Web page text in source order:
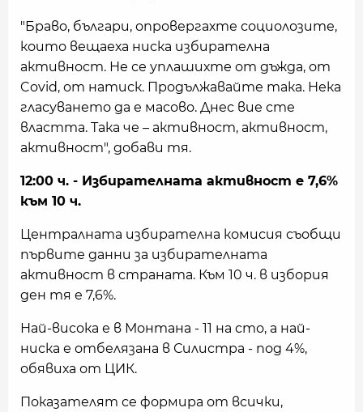
"Браво, българи, опровергахте социолозите,
които вещаеха ниска избирателна
активност. Не се уплашихте от дъжда, от
Covid, от натиск. Продължавайте така. Нека
гласуването да е масово. Днес вие сте
властта. Така че – активност, активност,
активност", добави тя.
12:00 ч. - Избирателната активност е 7,6%
към 10 ч.
Централната избирателна комисия съобщи
първите данни за избирателната
активност в страната. Към 10 ч. в избория
ден тя е 7,6%.
Най-висока е в Монтана - 11 на сто, а най-
ниска е отбелязана в Силистра - под 4%,
обявиха от ЦИК.
Показателят се формира от всички,